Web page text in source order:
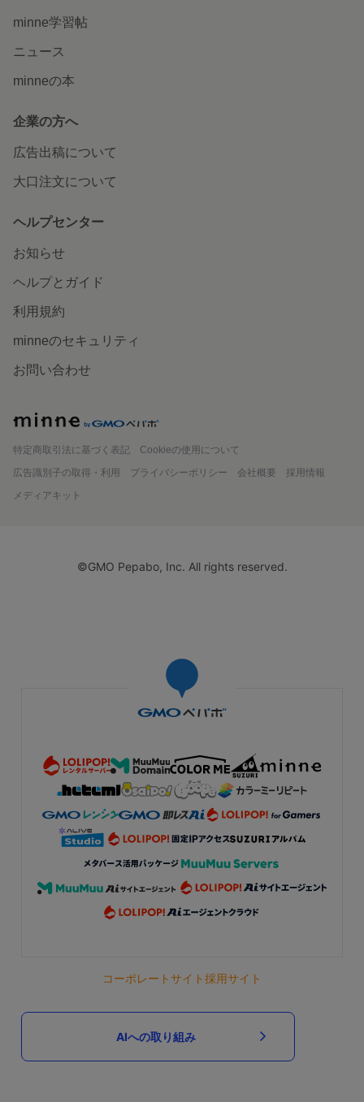
minne学習帖
ニュース
minneの本
企業の方へ
広告出稿について
大口注文について
ヘルプセンター
お知らせ
ヘルプとガイド
利用規約
minneのセキュリティ
お問い合わせ
特定商取引法に基づく表記
Cookieの使用について
広告識別子の取得・利用
プライバシーポリシー 会社概要
採用情報
メディアキット
©GMO Pepabo, Inc. All rights reserved.
コーポレートサイト採用サイト
AIへの取り組み